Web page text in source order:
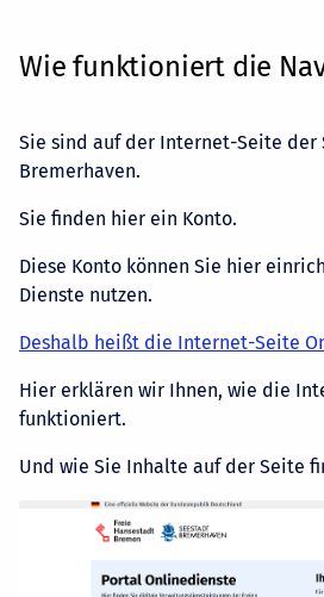
Wie funktioniert die
Sie sind auf der Internet-Seite der
Bremerhaven.
Sie finden hier ein Konto.
Diese Konto können Sie hier
Dienste nutzen.
Deshalb heißt die Internet-Seite
Hier erklären wir Ihnen, wie die
funktioniert.
Und wie Sie Inhalte auf der Seite